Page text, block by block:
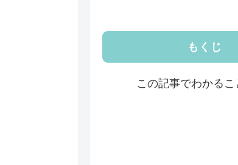
もくじ
この記事でわかるこ